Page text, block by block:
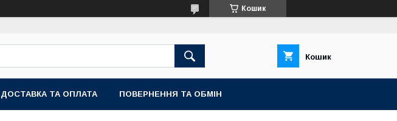
Кошик
Кошик
ДОСТАВКА ТА ОПЛАТА ПОВЕРНЕННЯ ТА ОБМІН